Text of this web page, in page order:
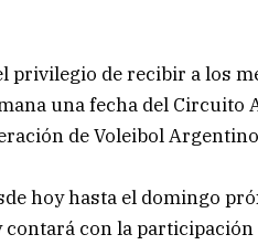
privilegio de recibir a los
una fecha del Circuito
de Voleibol
hoy hasta el domingo
contará con la